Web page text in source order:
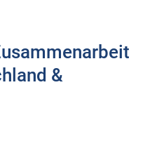
&